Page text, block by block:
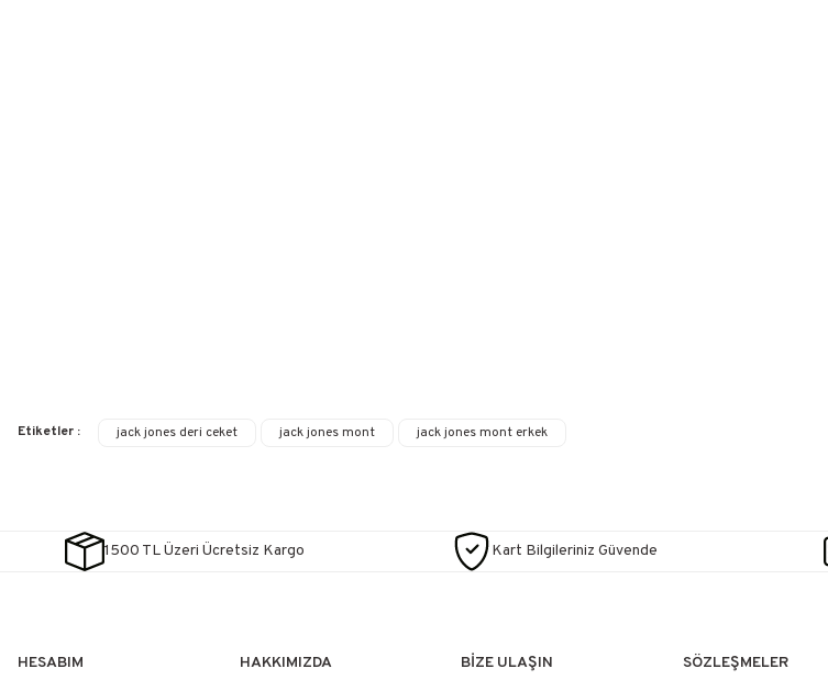
Etiketler : jack jones deri ceket jack jones mont jack jones mont erkek
1500 TL Üzeri Ücretsiz Kargo Kart Bilgileriniz Güvende
HESABIM HAKKIMIZDA BİZE ULAŞIN SÖZLEŞMELER